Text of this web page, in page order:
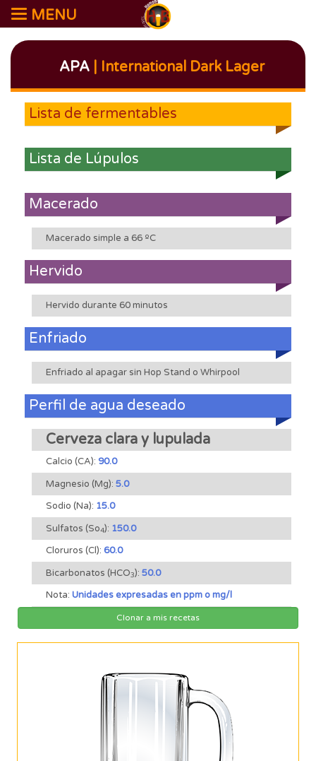
MENU
APA| International Dark Lager
Lista de fermentables
Lista de Lúpulos
Macerado
Macerado simple a 66 ºC
Hervido
Hervido durante 60 minutos
Enfriado
Enfriado al apagar sin Hop Stand o Whirpool
Perfil de agua deseado
Cerveza clara y lupulada
Calcio (CA): 90.0
Magnesio (Mg): 5.0
Sodio (Na): 15.0
Sulfatos (So4): 150.0
Cloruros (Cl): 60.0
Bicarbonatos (HCO3): 50.0
Nota: Unidades expresadas en ppm o mg/l
Clonar a mis recetas